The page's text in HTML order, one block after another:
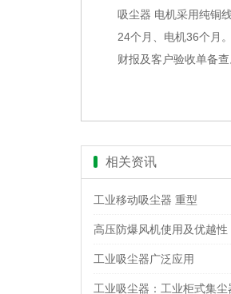
吸尘器 电机采用纯铜
24个月、电机36个月
财报及客户验收单备
相关资讯
工业移动吸尘器 重型
高压防爆风机使用及优越性
工业吸尘器广泛应用
工业吸尘器：工业柜式集尘